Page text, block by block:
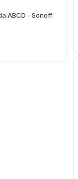
ABCD - Sonoff